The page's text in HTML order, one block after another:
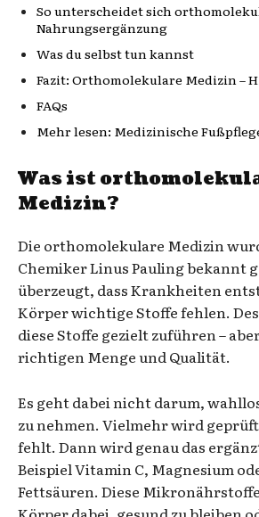
So unterscheidet sich
Nahrungsergänzung
Was du selbst tun kannst
Fazit: Orthomolekulare Medizin –
FAQs
Mehr lesen: Medizinische
Was ist
Medizin?
Die orthomolekulare Medizin
Chemiker Linus Pauling bekannt
überzeugt, dass Krankheiten
Körper wichtige Stoffe fehlen.
diese Stoffe gezielt zuführen –
richtigen Menge und Qualität.
Es geht dabei nicht darum,
zu nehmen. Vielmehr wird
fehlt. Dann wird genau das
Beispiel Vitamin C, Magnesium
Fettsäuren. Diese